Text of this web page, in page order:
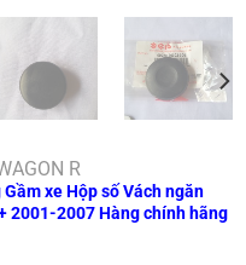
R
xe Hộp số Vách ngăn
2001-2007 Hàng chính hãng